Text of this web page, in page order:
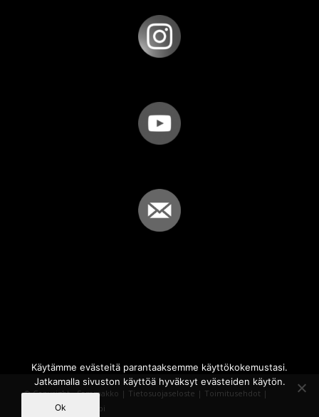
© Copyright - Sammakko | Tietosuojaseloste | Toimitusehdot |
Powered by
iQWebbi
Käytämme evästeitä parantaaksemme käyttökokemustasi.
Jatkamalla sivuston käyttöä hyväksyt evästeiden käytön.
Ok